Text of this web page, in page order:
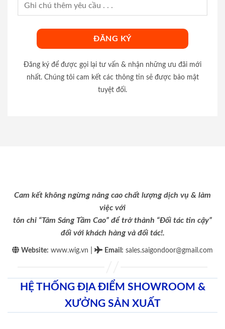
Đăng ký để được gọi lại tư vấn & nhận những ưu đãi mới
nhất. Chúng tôi cam kết các thông tin sẽ được bảo mật
tuyệt đối.
Cam kết không ngừng nâng cao chất lượng dịch vụ & làm
việc với
tôn chỉ “Tâm Sáng Tầm Cao” để trở thành “Đối tác tin cậy”
đối với khách hàng và đối tác!.
Website: www.wig.vn Email : sales.saigondoor@gmail.com
HỆ THỐNG ĐỊA ĐIỂM SHOWROOM &
XƯỞNG SẢN XUẤT